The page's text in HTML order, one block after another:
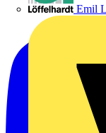
Emil